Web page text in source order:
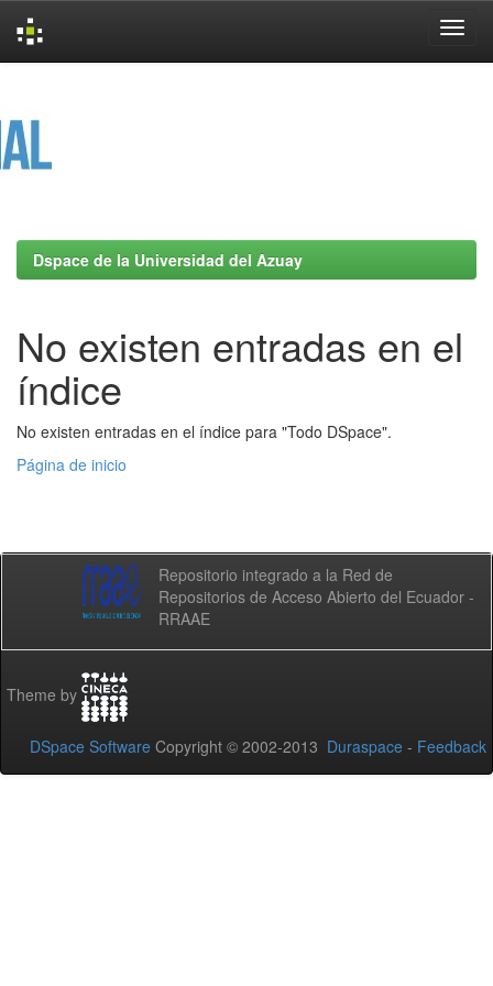
Dspace de la Universidad del Azuay
No existen entradas en el
índice
No existen entradas en el índice para "Todo DSpace".
Página de inicio
Repositorio integrado a la Red de
Repositorios de Acceso Abierto del Ecuador -
RRAAE
Theme by
DSpace Software Copyright © 2002-2013 Duraspace - Feedback